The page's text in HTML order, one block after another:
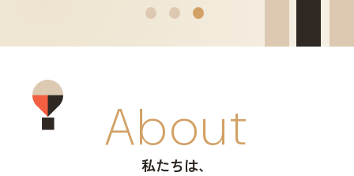
お知らせ About
私たちは、